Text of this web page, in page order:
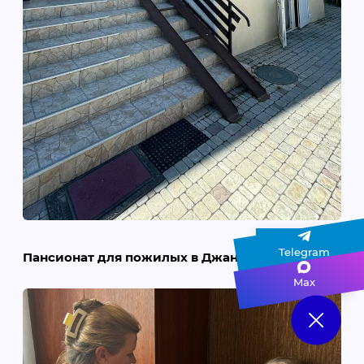
Пансионат для пожилых в Джанкое Telegram
Max